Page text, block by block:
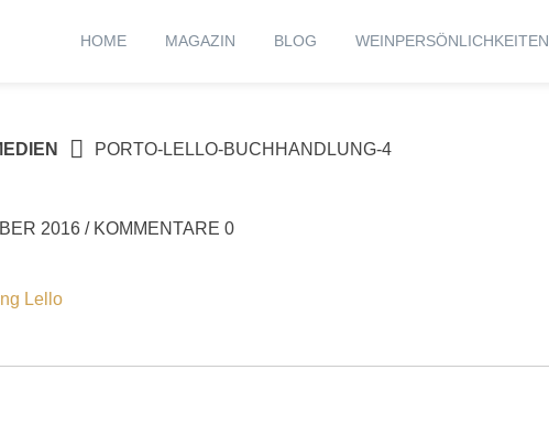
HOME MAGAZIN BLOG WEINPERSÖNLICHKEITEN
PORTO-LELLO-BUCHHANDLUNG-4
2016 / KOMMENTARE 0